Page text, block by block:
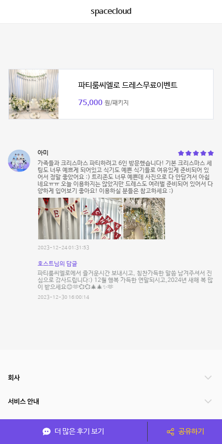
spacecloud
파티룸씨엘로 드레스무료이벤트
75,000 원/패키지
아미
가족들과 크리스마스 파티하려고 6인 방문했습니다! 기본 크리스마스 세
팅도 너무 예쁘게 되어있고 식기도 예쁜 식기들로 여유있게 준비되어 있
어서 정말 좋았어요 :) 트리존도 너무 예쁜데 사진으로 다 안담겨서 아쉽
네요ㅠㅠ 오늘 이용하지는 않았지만 드레스도 여러벌 준비되어 있어서 다
양하게 입어보기 좋아요! 이용하실 분들은 참고하세요 :)
2023-12-24 01:31:53
호스트님의 답글
파티룸씨엘로에서 즐거운시간 보내시고, 칭찬가득한 말씀 남겨주셔서 진
심으로 감사드립니다:) 12월 행복 가득한 연말되시고,2024년 새해 복 많
이 받으세요😊🫶💞💞🎄🎄✨️🫶
2023-12-30 16:00:14
더 많은 후기 보기 공유하기
회사
서비스 안내